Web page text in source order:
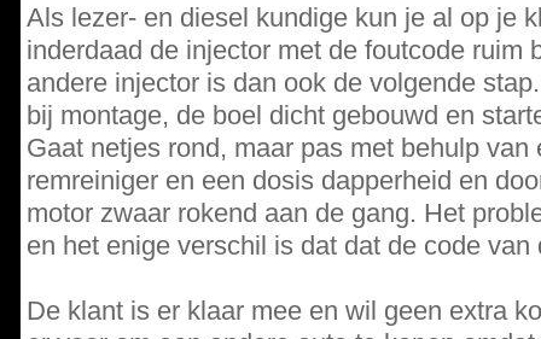
Als lezer- en diesel kundige kun je al op je
inderdaad de injector met de foutcode ruim
andere injector is dan ook de volgende
bij montage, de boel dicht gebouwd en
Gaat netjes rond, maar pas met behulp
remreiniger en een dosis dapperheid en
motor zwaar rokend aan de gang. Het
en het enige verschil is dat dat de code
De klant is er klaar mee en wil geen extra